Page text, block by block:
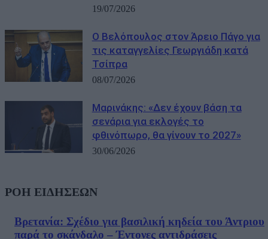
19/07/2026
Ο Βελόπουλος στον Άρειο Πάγο για
τις καταγγελίες Γεωργιάδη κατά
Τσίπρα
08/07/2026
Μαρινάκης: «Δεν έχουν βάση τα
σενάρια για εκλογές το
φθινόπωρο, θα γίνουν το 2027»
30/06/2026
ΡΟΗ ΕΙΔΗΣΕΩΝ
Βρετανία: Σχέδιο για βασιλική κηδεία του Άντριου
παρά το σκάνδαλο – Έντονες αντιδράσεις